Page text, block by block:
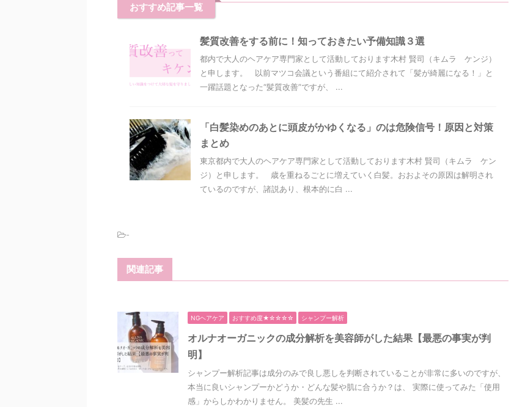
おすすめ記事一覧
髪質改善をする前に！知っておきたい予備知識３選
都内で大人のヘアケア専門家として活動しております木村 賢司（キムラ ケンジ）
と申します。 以前マツコ会議という番組にて紹介されて「髪が綺麗になる！」と
一躍話題となった“髪質改善”ですが、 ...
「白髪染めのあとに頭皮がかゆくなる」のは危険信号！原因と対策
まとめ
東京都内で大人のヘアケア専門家として活動しております木村 賢司（キムラ ケン
ジ）と申します。 歳を重ねるごとに増えていく白髪。おおよその原因は解明され
ているのですが、諸説あり、根本的に白 ...
-
関連記事
NGヘアケア おすすめ度★☆☆☆☆ シャンプー解析
オルナオーガニックの成分解析を美容師がした結果【最悪の事実が判
明】
シャンプー解析記事は成分のみで良し悪しを判断されていることが非常に多いのですが、
本当に良いシャンプーかどうか・どんな髪や肌に合うか？は、 実際に使ってみた「使用
感」からしかわかりません。 美髪の先生 ...